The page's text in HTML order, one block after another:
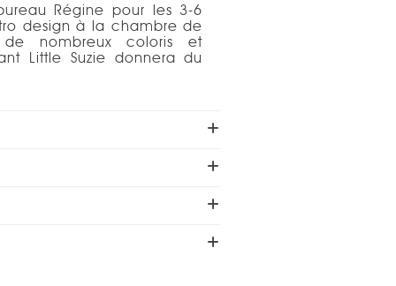
Régine pour les 3-6
design à la chambre de
nombreux coloris et
Little Suzie donnera du